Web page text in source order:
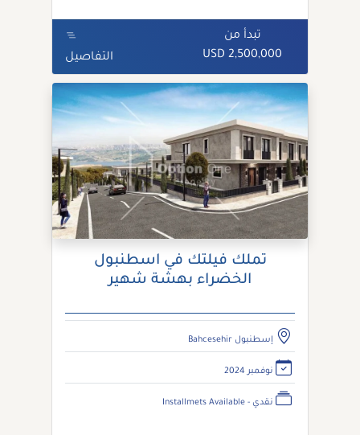
تبدأ من
2,500,000 USD
التفاصيل
تملك فيلتك في اسطنبول
الخضراء بهشة شهير
إسطنبول Bahcesehir
نوفمبر 2024
نقدي - Installmets Available